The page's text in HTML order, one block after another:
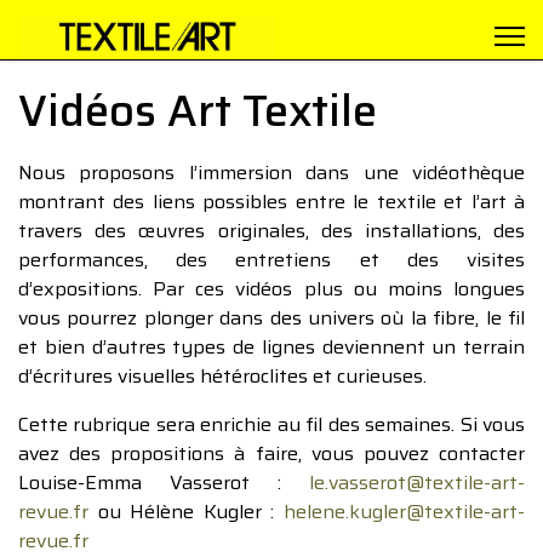
Vidéos Art Textile
Nous proposons l’immersion dans une vidéothèque
montrant des liens possibles entre le textile et l’art à
travers des œuvres originales, des installations, des
performances, des entretiens et des visites
d’expositions. Par ces vidéos plus ou moins longues
vous pourrez plonger dans des univers où la fibre, le fil
et bien d’autres types de lignes deviennent un terrain
d’écritures visuelles hétéroclites et curieuses.
Cette rubrique sera enrichie au fil des semaines. Si vous
avez des propositions à faire, vous pouvez contacter
Louise-Emma Vasserot : le.vasserot@textile-art-
revue.fr ou Hélène Kugler : helene.kugler@textile-art-
revue.fr